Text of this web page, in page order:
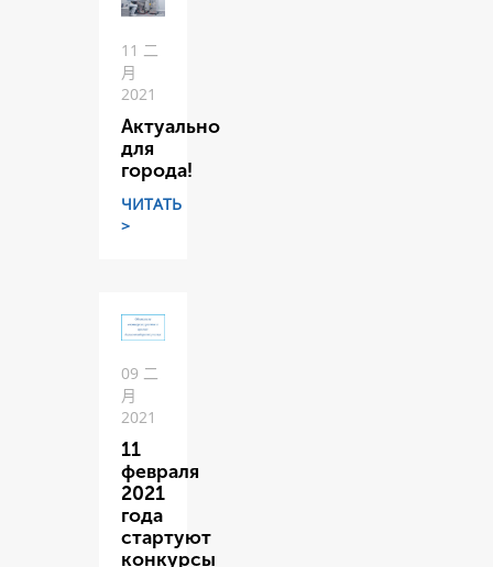
11 二
月
2021
Актуально
для
города!
ЧИТАТЬ
>
09 二
月
2021
11
февраля
2021
года
стартуют
конкурсы